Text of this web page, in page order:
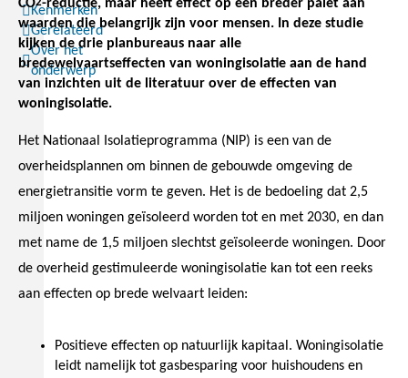
Kenmerken
Gerelateerd
Over het
onderwerp
CO -reductie, maar heeft effect op een breder palet aan
waarden die belangrijk zijn voor mensen. In deze studie
kijken de drie planbureaus naar alle
bredewelvaartseffecten van woningisolatie aan de hand
van inzichten uit de literatuur over de effecten van
woningisolatie.
Het Nationaal Isolatieprogramma (NIP) is een van de
overheidsplannen om binnen de gebouwde omgeving de
energietransitie vorm te geven. Het is de bedoeling dat 2,5
miljoen woningen geïsoleerd worden tot en met 2030, en dan
met name de 1,5 miljoen slechtst geïsoleerde woningen. Door
de overheid gestimuleerde woningisolatie kan tot een reeks
aan effecten op brede welvaart leiden:
Positieve effecten op natuurlijk kapitaal. Woningisolatie
leidt namelijk tot gasbesparing voor huishoudens en